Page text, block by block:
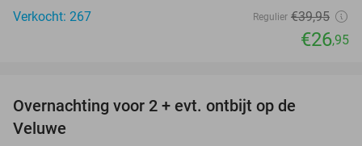
Verkocht: 267
Regulier €39,95
€26,95
Overnachting voor 2 + evt. ontbijt op de
Veluwe